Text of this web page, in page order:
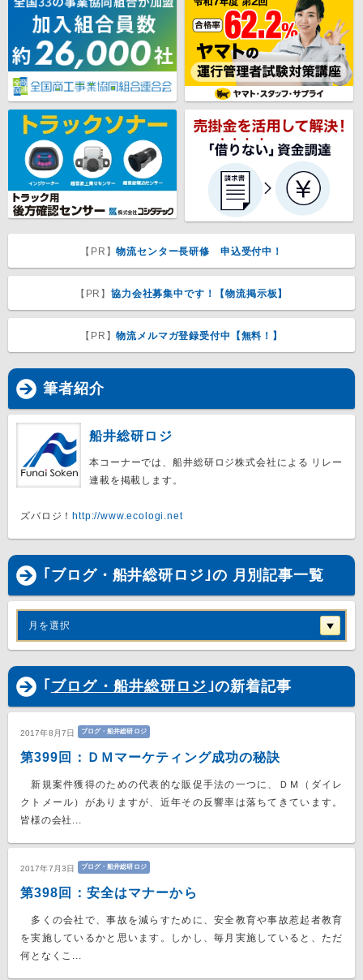
【PR】物流センター長研修 申込受付中！
【PR】協力会社募集中です！【物流掲示板】
【PR】物流メルマガ登録受付中【無料！】
筆者紹介
船井総研ロジ
本コーナーでは、船井総研ロジ株式会社による リレー
連載を掲載します。
ズバロジ！ http://www.ecologi.net
｢ブログ・船井総研ロジ｣の 月別記事一覧
月を選択
｢ ブログ・船井総研ロジ｣の新着記事
2017年8月7日 ブログ・船井総研ロジ
第399回：ＤＭマーケティング成功の秘訣
新規案件獲得のための代表的な販促手法の一つに、ＤＭ（ダイレ
クトメール）がありますが、近年その反響率は落ちてきています。
皆様の会社...
2017年7月3日 ブログ・船井総研ロジ
第398回：安全はマナーから
多くの会社で、事故を減らすために、安全教育や事故惹起者教育
を実施しているかと思います。しかし、毎月実施していると、ただ
何となくこ...